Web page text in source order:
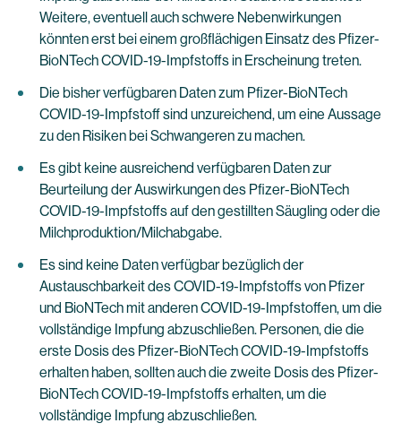
Weitere, eventuell auch schwere Nebenwirkungen
könnten erst bei einem großflächigen Einsatz des Pfizer-
BioNTech COVID-19-Impfstoffs in Erscheinung treten.
Die bisher verfügbaren Daten zum Pfizer-BioNTech
COVID-19-Impfstoff sind unzureichend, um eine Aussage
zu den Risiken bei Schwangeren zu machen.
Es gibt keine ausreichend verfügbaren Daten zur
Beurteilung der Auswirkungen des Pfizer-BioNTech
COVID-19-Impfstoffs auf den gestillten Säugling oder die
Milchproduktion/Milchabgabe.
Es sind keine Daten verfügbar bezüglich der
Austauschbarkeit des COVID-19-Impfstoffs von Pfizer
und BioNTech mit anderen COVID-19-Impfstoffen, um die
vollständige Impfung abzuschließen. Personen, die die
erste Dosis des Pfizer-BioNTech COVID-19-Impfstoffs
erhalten haben, sollten auch die zweite Dosis des Pfizer-
BioNTech COVID-19-Impfstoffs erhalten, um die
vollständige Impfung abzuschließen.